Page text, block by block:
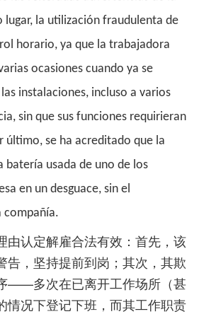
lugar, la utilización fraudulenta de
horario, ya que la trabajadora
ocasiones cuando ya se
instalaciones, incluso a varios
sin que sus funciones requirieran
último, se ha acreditado que la
batería usada de uno de los
en un desguace, sin el
compañía.
由认定解雇合法有效：首先，该
告，坚持提前到岗；其次，其欺
——多次在已离开工作场所（甚
情况下登记下班，而其工作职责